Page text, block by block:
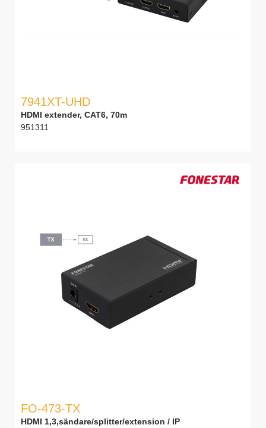
7941XT-UHD
HDMI extender, CAT6, 70m
951311
FO-473-TX
HDMI 1,3,sändare/splitter/extension / IP